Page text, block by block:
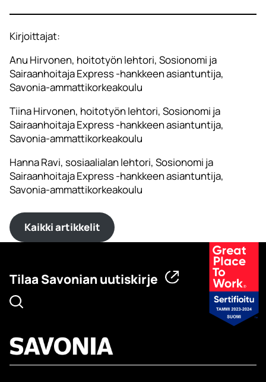
Kirjoittajat:
Anu Hirvonen, hoitotyön lehtori, Sosionomi ja
Sairaanhoitaja Express -hankkeen asiantuntija,
Savonia-ammattikorkeakoulu
Tiina Hirvonen, hoitotyön lehtori, Sosionomi ja
Sairaanhoitaja Express -hankkeen asiantuntija,
Savonia-ammattikorkeakoulu
Hanna Ravi, sosiaalialan lehtori, Sosionomi ja
Sairaanhoitaja Express -hankkeen asiantuntija,
Savonia-ammattikorkeakoulu
Kaikki artikkelit
Tilaa Savonian uutiskirje